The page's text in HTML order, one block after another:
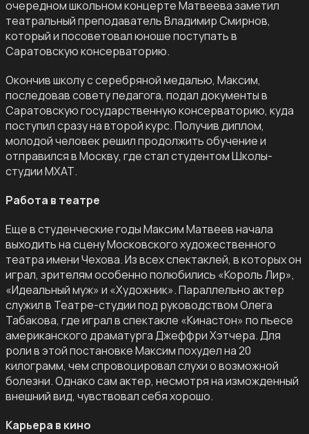
очередном школьном концерте Матвеева заметил
театральный преподаватель Владимир Смирнов,
который и посоветовал юноше поступать в
Саратовскую консерваторию.
Окончив школу с серебряной медалью, Максим,
последовав совету педагога, подал документы в
Саратовскую государственную консерваторию, куда
поступил сразу на второй курс. Получив диплом,
молодой человек решил продолжить обучение и
отправился в Москву, где стал студентом Школы-
студии МХАТ.
Работа в театре
Еще в студенческие годы Максим Матвеев начала
выходить на сцену Московского художественного
театра имени Чехова. Из всех спектаклей, в которых он
играл, зрителям особенно полюбились «Король Лир»,
«Идеальный муж» и «Художник». Параллельно актер
служил в Театре-студии под руководством Олега
Табакова, где играл в спектакле «Кинастон» по пьесе
американского драматурга Джеффри Хэтчера. Для
роли в этой постановке Максим похудел на 20
килограмм, чем спровоцировал слухи о возможной
болезни. Однако сам актер, несмотря на изможденный
внешний вид, чувствовал себя хорошо.
Карьера в кино